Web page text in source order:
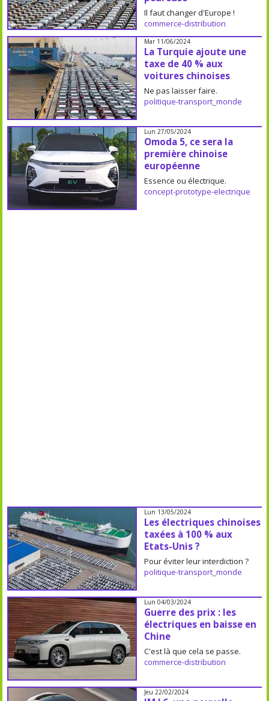
Il faut changer d'Europe !
commerce-distribution
Mar 11/06/2024
La Turquie ajoute une
taxe de 40 % aux
voitures chinoises
Ne pas laisser faire.
politique-transport_monde
Lun 27/05/2024
Omoda 5, ce sera la
première chinoise
européenne
Essence ou électrique.
concept-prototype-electrique
Lun 13/05/2024
Les électriques chinoises
taxées à 100 % aux
Etats-Unis ?
Pour éviter leur interdiction ?
politique-transport_monde
Lun 04/03/2024
Guerre des prix : les
électriques en baisse en
Chine
C'est là que cela se passe.
commerce-distribution
Jeu 22/02/2024